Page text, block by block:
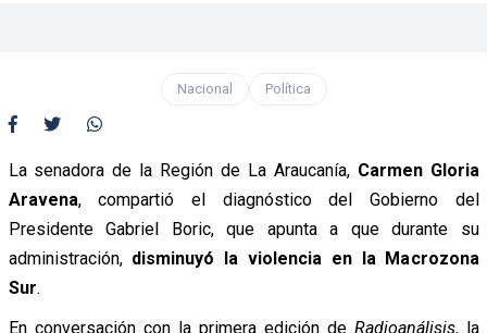
Nacional Política
La senadora de la Región de La Araucanía, Carmen Gloria
Aravena, compartió el diagnóstico del Gobierno del
Presidente Gabriel Boric, que apunta a que durante su
administración,disminuyó la violencia en la Macrozona
Sur.
En conversación con la primera edición de Radioanálisis, la